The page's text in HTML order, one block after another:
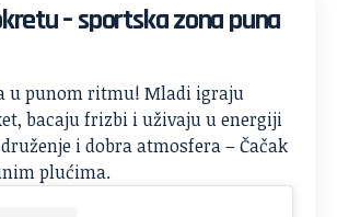
– sportska zona puna
u punom ritmu! Mladi igraju
bacaju frizbi i uživaju u energiji
i dobra atmosfera – Čačak
plućima.